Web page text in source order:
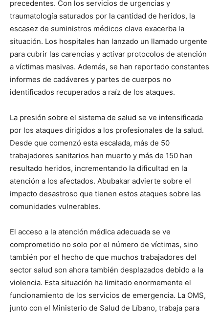
precedentes. Con los servicios de urgencias y
traumatología saturados por la cantidad de heridos, la
escasez de suministros médicos clave exacerba la
situación. Los hospitales han lanzado un llamado urgente
para cubrir las carencias y activar protocolos de atención
a víctimas masivas. Además, se han reportado constantes
informes de cadáveres y partes de cuerpos no
identificados recuperados a raíz de los ataques.
La presión sobre el sistema de salud se ve intensificada
por los ataques dirigidos a los profesionales de la salud.
Desde que comenzó esta escalada, más de 50
trabajadores sanitarios han muerto y más de 150 han
resultado heridos, incrementando la dificultad en la
atención a los afectados. Abubakar advierte sobre el
impacto desastroso que tienen estos ataques sobre las
comunidades vulnerables.
El acceso a la atención médica adecuada se ve
comprometido no solo por el número de víctimas, sino
también por el hecho de que muchos trabajadores del
sector salud son ahora también desplazados debido a la
violencia. Esta situación ha limitado enormemente el
funcionamiento de los servicios de emergencia. La OMS,
junto con el Ministerio de Salud de Líbano, trabaja para